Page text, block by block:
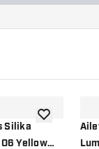
Silika
Yellow
ajouter à la